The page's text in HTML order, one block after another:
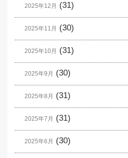
2025年12月 (31)
2025年11月 (30)
2025年10月 (31)
2025年9月 (30)
2025年8月 (31)
2025年7月 (31)
2025年6月 (30)